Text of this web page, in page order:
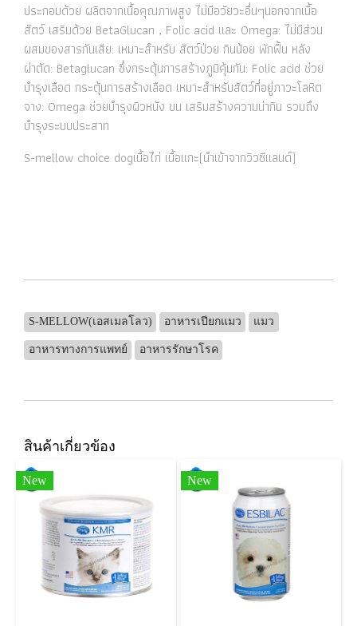
ประกอบด้วย ผลิตจากเนื้อคุณภาพสูง ไม่มีอวัยวะอื่นๆนอกจากเนื้อ
สัตว์ เสริมด้วย BetaGlucan , Folic acid และ Omega: ไม่มีส่วน
ผสมของสารกันเสีย: เหมาะสำหรับ สัตว์ป่วย กินน้อย พักฟื้น หลัง
ผ่าตัด: Betaglucan ซึ่งกระตุ้นการสร้างภูมิคุ้มกัน: Folic acid ช่วย
บำรุงเลือด กระตุ้นการสร้างเลือด เหมาะสำหรับสัตว์ที่อยู่ภาวะโลหิต
จาง: Omega ช่วยบำรุงผิวหนัง ขน เสริมสร้างความน่ากิน รวมถึง
บำรุงระบบประสาท
S-mellow choice dogเนื้อไก่ เนื้อแกะ(นำเข้าจากวิวซีแลนด์)
S-MELLOW(เอสเมลโลว) อาหารเปียกแมว แมว
อาหารทางการแพทย์ อาหารรักษาโรค
สินค้าเกี่ยวข้อง
New New